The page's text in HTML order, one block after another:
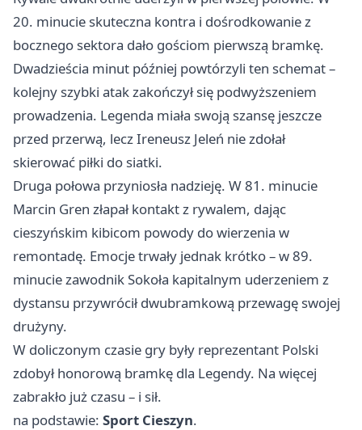
20. minucie skuteczna kontra i dośrodkowanie z
bocznego sektora dało gościom pierwszą bramkę.
Dwadzieścia minut później powtórzyli ten schemat –
kolejny szybki atak zakończył się podwyższeniem
prowadzenia. Legenda miała swoją szansę jeszcze
przed przerwą, lecz Ireneusz Jeleń nie zdołał
skierować piłki do siatki.
Druga połowa przyniosła nadzieję. W 81. minucie
Marcin Gren złapał kontakt z rywalem, dając
cieszyńskim kibicom powody do wierzenia w
remontadę. Emocje trwały jednak krótko – w 89.
minucie zawodnik Sokoła kapitalnym uderzeniem z
dystansu przywrócił dwubramkową przewagę swojej
drużyny.
W doliczonym czasie gry były reprezentant Polski
zdobył honorową bramkę dla Legendy. Na więcej
zabrakło już czasu – i sił.
na podstawie: Sport Cieszyn.